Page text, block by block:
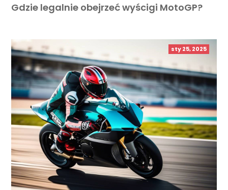
Gdzie legalnie obejrzeć wyścigi MotoGP?
sty 25, 2025